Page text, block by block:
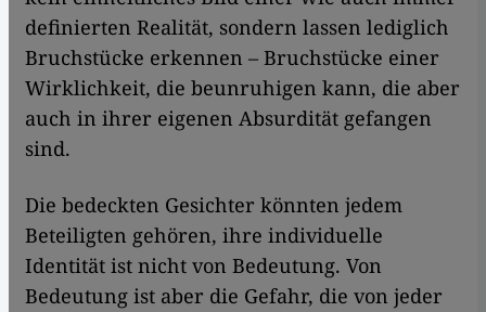
definierten Realität, sondern lassen lediglich
Bruchstücke erkennen – Bruchstücke einer
Wirklichkeit, die beunruhigen kann, die aber
auch in ihrer eigenen Absurdität gefangen
sind.
Die bedeckten Gesichter könnten jedem
Beteiligten gehören, ihre individuelle
Identität ist nicht von Bedeutung. Von
Bedeutung ist aber die Gefahr, die von jeder